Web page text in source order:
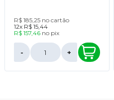
R$ 185,25 no cartão
12x R$ 15,44
R$ 157,46 no pix
- +